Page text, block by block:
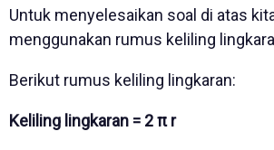
Untuk menyelesaikan soal di atas
menggunakan rumus keliling
Berikut rumus keliling lingkaran:
Keliling lingkaran = 2 π r